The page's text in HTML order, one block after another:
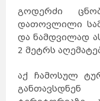
გოდერძი
დათოვლილი
და ნამდვილად
2 მეტრს
აქ ჩამოსულ